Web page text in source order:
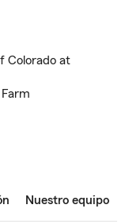
Colorado at
Nuestro equipo